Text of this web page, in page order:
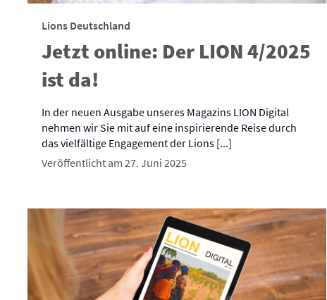
Lions Deutschland
Jetzt online: Der LION 4/2025
ist da!
In der neuen Ausgabe unseres Magazins LION Digital
nehmen wir Sie mit auf eine inspirierende Reise durch
das vielfältige Engagement der Lions [...]
Veröffentlicht am 27. Juni 2025